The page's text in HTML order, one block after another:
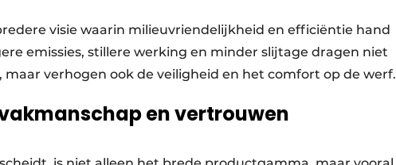
visie waarin milieuvriendelijkheid en efficiëntie hand
emissies, stillere werking en minder slijtage dragen niet
verhogen ook de veiligheid en het comfort op de werf.
en vertrouwen